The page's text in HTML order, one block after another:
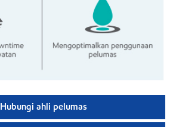
Hubungi ahli pelumas